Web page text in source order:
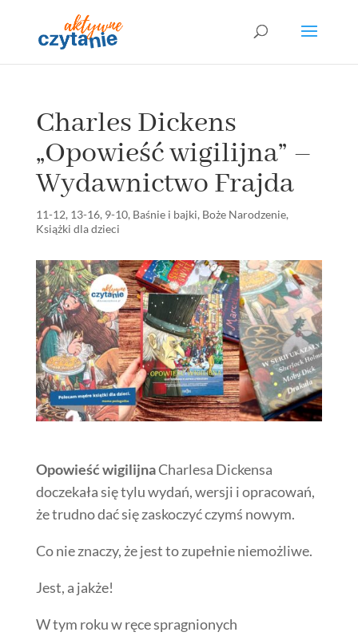
Charles Dickens
„Opowieść wigilijna” –
Wydawnictwo Frajda
11-12, 13-16, 9-10, Baśnie i bajki, Boże Narodzenie,
Książki dla dzieci
Opowieść wigilijnaCharlesa Dickensa
doczekała się tylu wydań, wersji i opracowań,
że trudno dać się zaskoczyć czymś nowym.
Co nie znaczy, że jest to zupełnie niemożliwe.
Jest, a jakże!
W tym roku w ręce spragnionych